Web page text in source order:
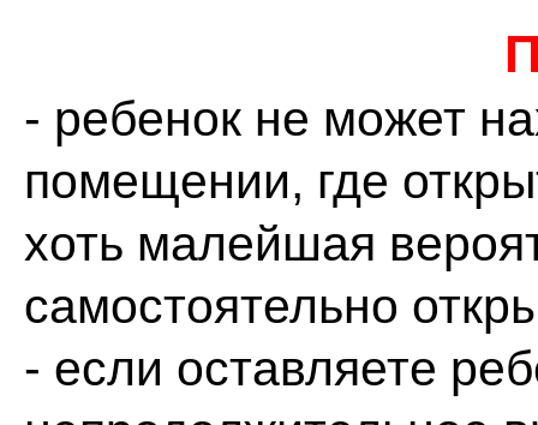
- ребенок не может
помещении, где
хоть малейшая
самостоятельно
- если оставляете